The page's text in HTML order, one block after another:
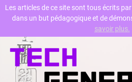
Skip
content
Les articles de ce site sont tous écrits
dans un but pédagogique et de
savoir plus.